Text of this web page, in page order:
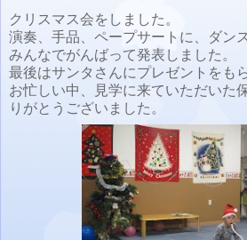
クリスマス会をしました。
演奏、手品、ペープサートに、ダン
みんなでがんばって発表しました。
最後はサンタさんにプレゼントをも
お忙しい中、見学に来ていただいた
りがとうございました。